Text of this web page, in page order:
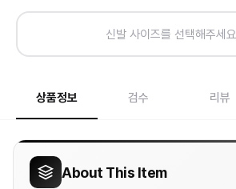
신발 사이즈를 선택해주세요
상품정보 검수 리뷰
About This Item